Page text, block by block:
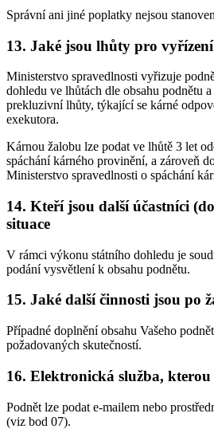
Správní ani jiné poplatky nejsou
13. Jaké jsou lhůty pro vyřízení
Ministerstvo spravedlnosti vyřizuje
dohledu ve lhůtách dle obsahu podnětu
prekluzivní lhůty, týkající se kárné
exekutora.
Kárnou žalobu lze podat ve lhůtě 3 let
spáchání kárného provinění, a zároveň
Ministerstvo spravedlnosti o spáchání
14. Kteří jsou další účastníci
situace
V rámci výkonu státního dohledu je
podání vysvětlení k obsahu podnětu.
15. Jaké další činnosti jsou po
Případné doplnění obsahu Vašeho
požadovaných skutečností.
16. Elektronická služba,
Podnět lze podat e-mailem nebo
(viz bod 07).